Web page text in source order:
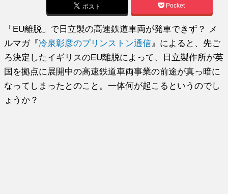
ポスト Pocket
「EU離脱」で日立製の高速鉄道車両が発車できず？ メ
ルマガ『冷泉彰彦のプリンストン通信 』によると、先ご
ろ決定したイギリスのEU離脱によって、日立製作所が英
国を拠点に展開中の高速鉄道車両事業の前途が真っ暗に
なってしまったとのこと。一体何が起こるというのでし
ょうか？